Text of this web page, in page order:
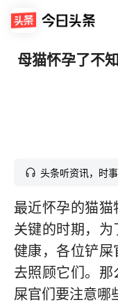
母猫怀孕了不
头条听资讯，时
最近怀孕的猫
关键的时期，
健康，各位铲屎
去照顾它们。
屎官们要注意哪